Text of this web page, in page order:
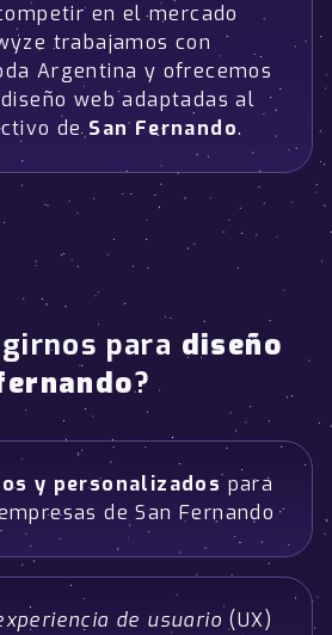
en el mercado
trabajamos con
Argentina y ofrecemos
web adaptadas al
de San Fernando.
para diseño
?
y personalizados para
de San Fernando
de usuario (UX)